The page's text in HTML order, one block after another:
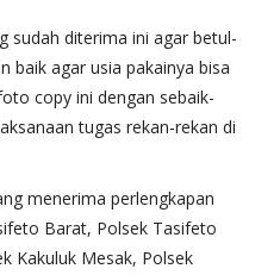
sudah diterima ini agar betul-
baik agar usia pakainya bisa
copy ini dengan sebaik-
tugas rekan-rekan di
menerima perlengkapan
Barat, Polsek Tasifeto
Kakuluk Mesak, Polsek